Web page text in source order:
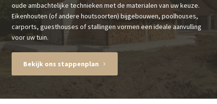
oude ambachtelijke technieken met de materialen van uw keuze.
Eikenhouten (of andere houtsoorten) bijgebouwen, poolhouses,
carports, guesthouses of stallingen vormen een ideale aanvulling
voor uw tuin.
Bekijk ons stappenplan